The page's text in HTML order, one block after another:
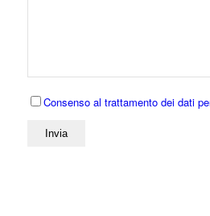
Consenso al trattamento dei dati